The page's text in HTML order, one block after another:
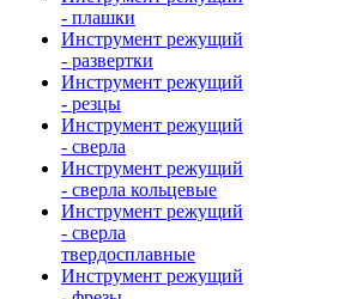
- плашки
Инструмент режущий
- развертки
Инструмент режущий
- резцы
Инструмент режущий
- сверла
Инструмент режущий
- сверла кольцевые
Инструмент режущий
- сверла
твердосплавные
Инструмент режущий